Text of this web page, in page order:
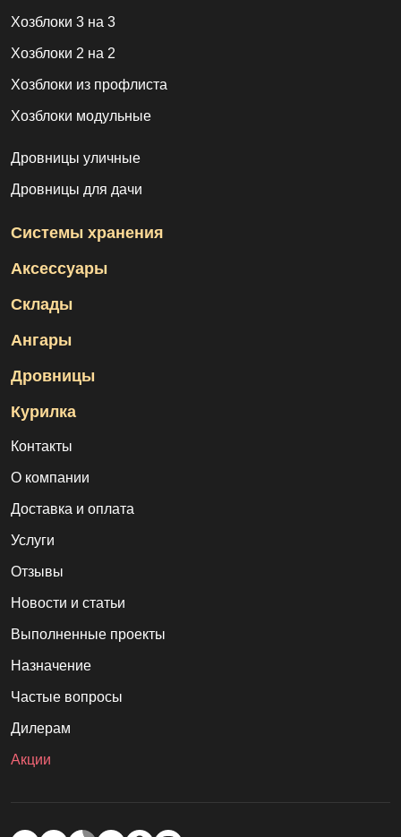
Хозблоки 3 на 3
Хозблоки 2 на 2
Хозблоки из профлиста
Хозблоки модульные
Дровницы уличные
Дровницы для дачи
Системы хранения
Аксессуары
Склады
Ангары
Дровницы
Курилка
Контакты
О компании
Доставка и оплата
Услуги
Отзывы
Новости и статьи
Выполненные проекты
Назначение
Частые вопросы
Дилерам
Акции